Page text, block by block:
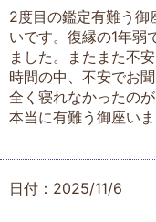
2度目の鑑定有難う御
いです。復縁の1年弱
ました。またまた不
時間の中、不安でお
全く寝れなかったの
本当に有難う御座いま
日付：2025/11/6